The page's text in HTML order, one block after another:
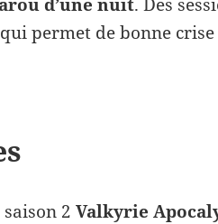
permet de bonne
saison 2Valkyrie